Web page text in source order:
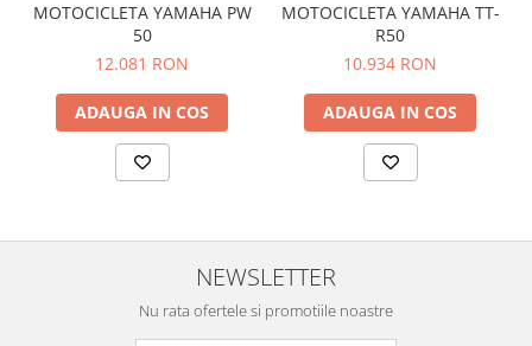
MOTOCICLETA YAMAHA PW
50
12.081 RON
ADAUGA IN COS
MOTOCICLETA YAMAHA TT-
R50
10.934 RON
ADAUGA IN COS
NEWSLETTER
Nu rata ofertele si promotiile noastre